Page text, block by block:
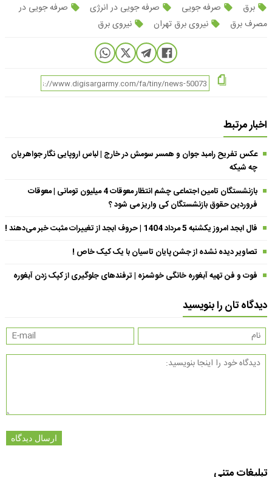
برق صرفه جویی صرفه جویی در انرژی
صرفه جویی در
مصرف برق
نیروی برق تهران نیروی برق
اخبار مرتبط
عکس تفریح رامبد جوان و همسر سومش در خارج | لباس اروپایی نگار جواهریان
چه شیکه
بازنشستگان تامین اجتماعی چشم انتظار معوقات 4 میلیون تومانی | معوقات
فروردین حقوق بازنشستگان کی واریز می شود ؟
فال ابجد امروز یکشنبه 5 مرداد 1404 | حروف ابجد از تغییرات مثبت خبر می‌دهند !
تصاویر دیده نشده از جشن پایان تاسیان با یک کیک خاص !
فوت و فن تهیه آبغوره خانگی خوشمزه | ترفندهای جلوگیری از کپک زدن آبغوره
دیدگاه تان را بنویسید
ارسال دیدگاه
تبلیغات متنی